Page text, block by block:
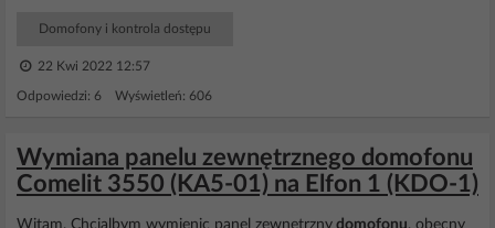
Domofony i kontrola dostępu
22 Kwi 2022 12:57
Odpowiedzi: 6 Wyświetleń: 606
Wymiana panelu zewnętrznego domofonu
Comelit 3550 (KA5-01) na Elfon 1 (KDO-1)
Witam, Chcialbym wymienic panel zewnetrzny domofonu, obecny